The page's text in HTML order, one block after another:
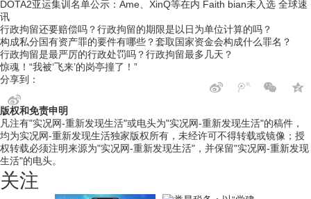
DOTA2亚运集训名单公示：Ame、XinQ等在内 Faith bian未入选 全球速
讯
行政拘留还要赔偿吗？行政拘留的期限是以日为单位计算的吗？
构成私分国有资产罪的要件有哪些？套取国家资金会构成什么罪名？
行政拘留是最严厉的行政处罚吗？行政拘留最多几天？
惊魂！“我被‘飞来’的岗亭撞了！”
分享到：
版权和免责申明
凡注有"实况网-重新发现生活"或电头为"实况网-重新发现生活"的稿件，
均为实况网-重新发现生活独家版权所有，未经许可不得转载或镜像；授
权转载必须注明来源为"实况网-重新发现生活"，并保留"实况网-重新发现
生活"的电头。
关注